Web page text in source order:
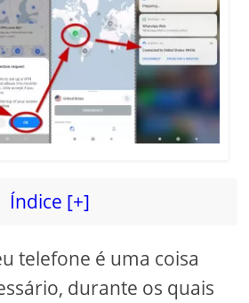
Índice [+]
telefone é uma coisa
durante os quais